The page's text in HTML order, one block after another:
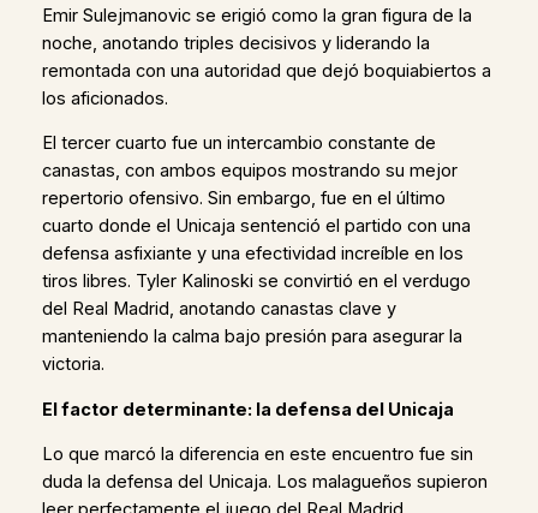
Emir Sulejmanovic se erigió como la gran figura de la
noche, anotando triples decisivos y liderando la
remontada con una autoridad que dejó boquiabiertos a
los aficionados.
El tercer cuarto fue un intercambio constante de
canastas, con ambos equipos mostrando su mejor
repertorio ofensivo. Sin embargo, fue en el último
cuarto donde el Unicaja sentenció el partido con una
defensa asfixiante y una efectividad increíble en los
tiros libres. Tyler Kalinoski se convirtió en el verdugo
del Real Madrid, anotando canastas clave y
manteniendo la calma bajo presión para asegurar la
victoria.
El factor determinante: la defensa del Unicaja
Lo que marcó la diferencia en este encuentro fue sin
duda la defensa del Unicaja. Los malagueños supieron